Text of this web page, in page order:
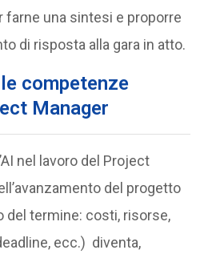
una sintesi e proporre
di risposta alla gara in atto.
competenze
Manager
nel lavoro del Project
del progetto
del termine: costi, risorse,
ecc.) diventa,